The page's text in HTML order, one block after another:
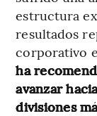
estructura
resultados
corporativo
ha
avanzar
divisiones